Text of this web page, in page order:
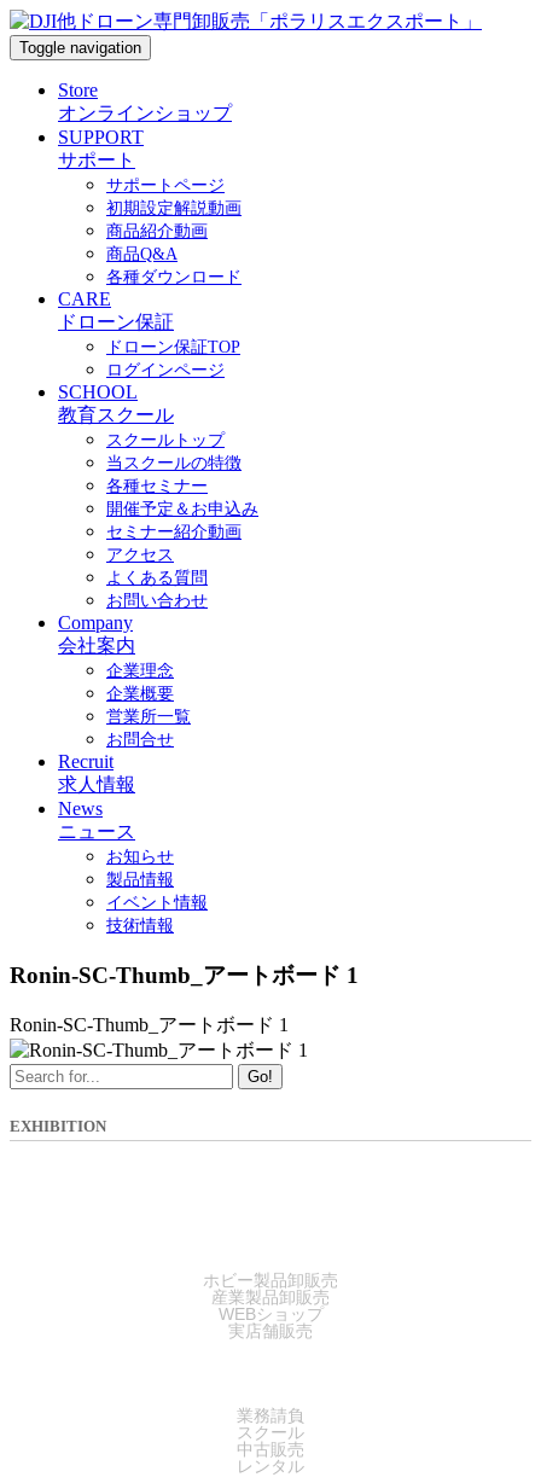
Toggle navigation
Store
オンラインショップ
SUPPORT
サポート
サポートページ
初期設定解説動画
商品紹介動画
商品Q&A
各種ダウンロード
CARE
ドローン保証
ドローン保証TOP
ログインページ
SCHOOL
教育スクール
スクールトップ
当スクールの特徴
各種セミナー
開催予定＆お申込み
セミナー紹介動画
アクセス
よくある質問
お問い合わせ
Company
会社案内
企業理念
企業概要
営業所一覧
お問合せ
Recruit
求人情報
News
ニュース
お知らせ
製品情報
イベント情報
技術情報
Ronin-SC-Thumb_アートボード 1
Ronin-SC-Thumb_アートボード 1
Go!
EXHIBITION
ホビー製品卸販売
産業製品卸販売
WEBショップ
実店舗販売
業務請負
スクール
中古販売
レンタル